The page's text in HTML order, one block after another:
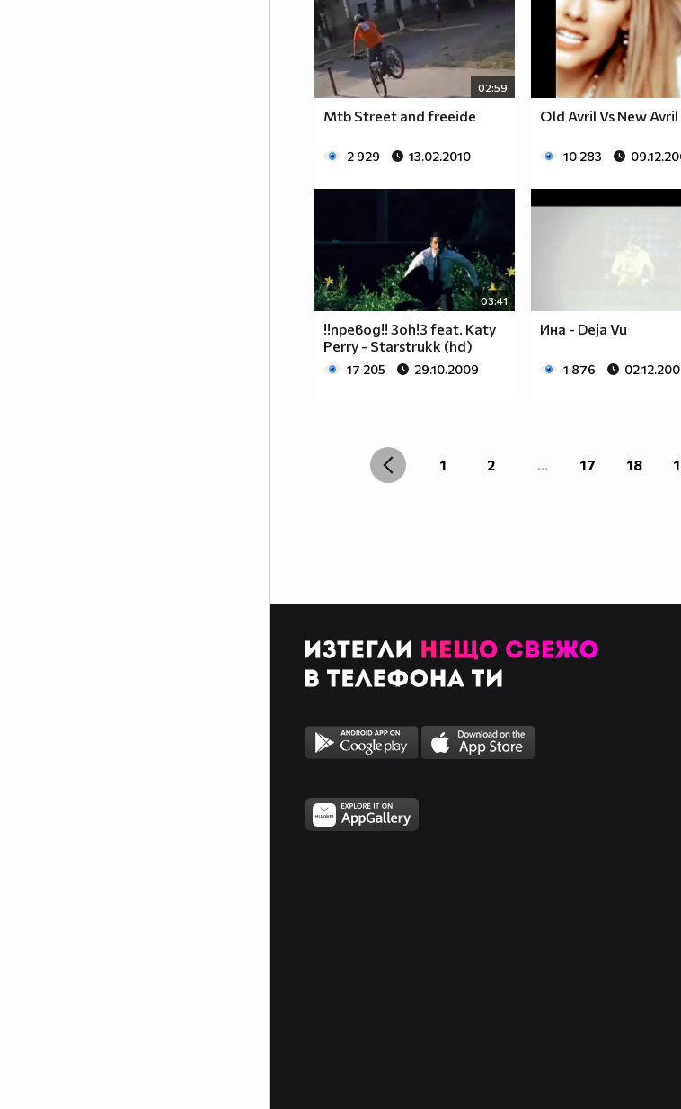
02:59
Mtb Street and freeide
2 929 13.02.2010
Old Avril Vs New Avril
10 283
03:41
!!превод!! 3oh!3 feat. Katy
Perry - Starstrukk (hd)
17 205 29.10.2009
Ина - Deja Vu
1 876
1 2 ... 17 18